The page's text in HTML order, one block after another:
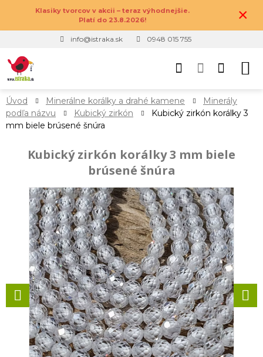
Klasiky tvorcov v akcii – teraz výhodnejšie.
Platí do 23.8.2026!
×
info@istraka.sk 0948 015 755
Úvod Minerálne korálky a drahé kamene
Minerály
podľa názvu
Kubický zirkón
Kubický zirkón korálky 3
mm biele brúsené šnúra
Kubický zirkón korálky 3 mm biele
brúsené šnúra